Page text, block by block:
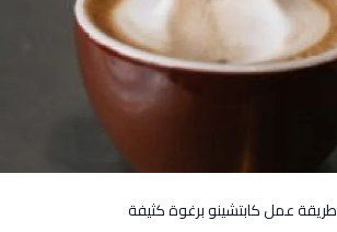
طريقة عمل كابتشينو برغوة كثيفة